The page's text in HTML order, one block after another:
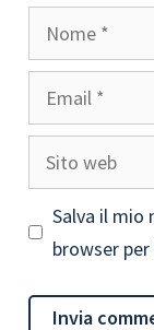
Nome
Email
Sito
web
Salva il mio
browser